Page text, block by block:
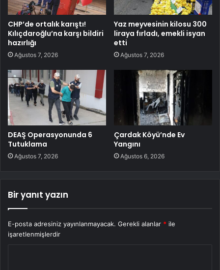
CHP’de ortalık karıştı!
Kılıçdaroğlu’na karşı bildiri
hazırlığı
Ağustos 7, 2026
Yaz meyvesinin kilosu 300
liraya fırladı, emekli isyan
etti
Ağustos 7, 2026
DEAŞ Operasyonunda 6
Tutuklama
Ağustos 7, 2026
Çardak Köyü’nde Ev
Yangını
Ağustos 6, 2026
Bir yanıt yazın
E-posta adresiniz yayınlanmayacak. Gerekli alanlar * ile
işaretlenmişlerdir